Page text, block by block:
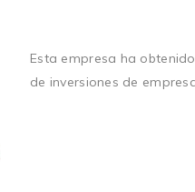
Esta empresa ha
de inversiones de